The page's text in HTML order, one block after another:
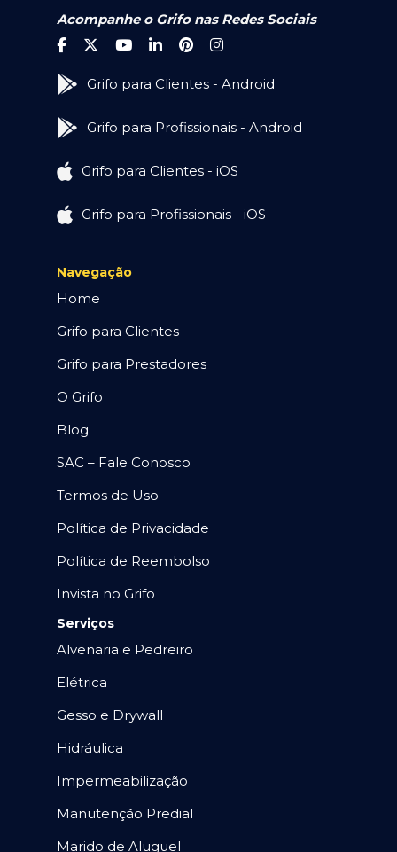
Acompanhe o Grifo nas Redes Sociais
Grifo para Clientes - Android
Grifo para Profissionais - Android
Grifo para Clientes - iOS
Grifo para Profissionais - iOS
Navegação
Home
Grifo para Clientes
Grifo para Prestadores
O Grifo
Blog
SAC – Fale Conosco
Termos de Uso
Política de Privacidade
Política de Reembolso
Invista no Grifo
Serviços
Alvenaria e Pedreiro
Elétrica
Gesso e Drywall
Hidráulica
Impermeabilização
Manutenção Predial
Marido de Aluguel